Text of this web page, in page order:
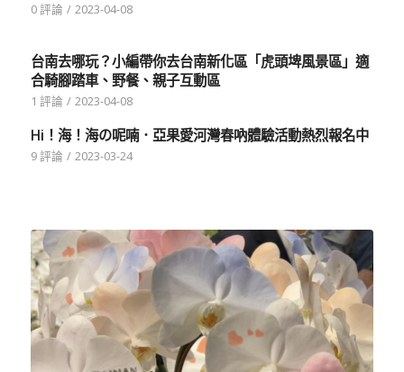
0 評論 / 2023-04-08
台南去哪玩？小編帶你去台南新化區「虎頭埤風景區」適
合騎腳踏車、野餐、親子互動區
1 評論 / 2023-04-08
Hi！海！海の呢喃．亞果愛河灣春吶體驗活動熱烈報名中
9 評論 / 2023-03-24